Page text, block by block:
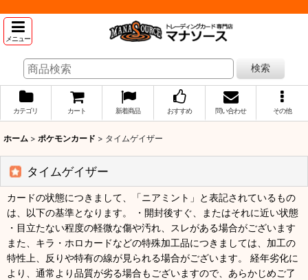
メニュー
検索
カテゴリ カート 新着商品 おすすめ 問い合わせ その他
ホーム > ポケモンカード > タイムゲイザー
タイムゲイザー
カードの状態につきまして、「ニアミント」と表記されているもの
は、以下の基準となります。 ・開封後すぐ、またはそれに近い状態
・目立たない程度の軽微な傷や汚れ、スレがある場合がございます
また、キラ・ホロカードなどの特殊加工品につきましては、加工の
特性上、反りや特有の線が見られる場合がございます。 経年劣化に
より、通常より品質が劣る場合もございますので、あらかじめご了